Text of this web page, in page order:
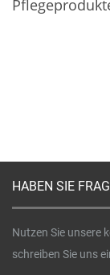
HABEN SIE
Nutzen Sie unsere
schreiben Sie uns